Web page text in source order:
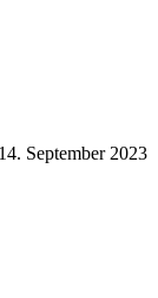
14. September 2023